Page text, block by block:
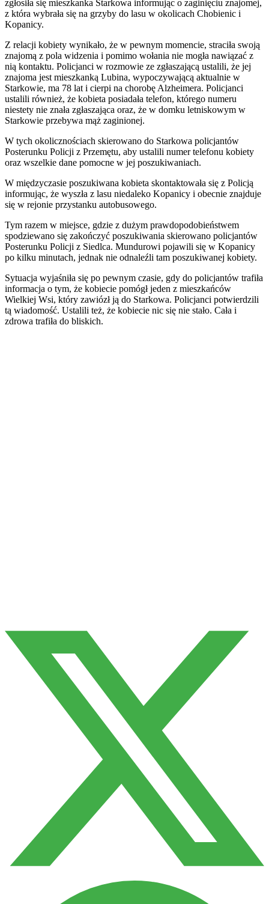
zgłosiła się mieszkanka Starkowa informując o zaginięciu znajomej,
z która wybrała się na grzyby do lasu w okolicach Chobienic i
Kopanicy.
Z relacji kobiety wynikało, że w pewnym momencie, straciła swoją
znajomą z pola widzenia i pomimo wołania nie mogła nawiązać z
nią kontaktu. Policjanci w rozmowie ze zgłaszającą ustalili, że jej
znajoma jest mieszkanką Lubina, wypoczywającą aktualnie w
Starkowie, ma 78 lat i cierpi na chorobę Alzheimera. Policjanci
ustalili również, że kobieta posiadała telefon, którego numeru
niestety nie znała zgłaszająca oraz, że w domku letniskowym w
Starkowie przebywa mąż zaginionej.
W tych okolicznościach skierowano do Starkowa policjantów
Posterunku Policji z Przemętu, aby ustalili numer telefonu kobiety
oraz wszelkie dane pomocne w jej poszukiwaniach.
W międzyczasie poszukiwana kobieta skontaktowała się z Policją
informując, że wyszła z lasu niedaleko Kopanicy i obecnie znajduje
się w rejonie przystanku autobusowego.
Tym razem w miejsce, gdzie z dużym prawdopodobieństwem
spodziewano się zakończyć poszukiwania skierowano policjantów
Posterunku Policji z Siedlca. Mundurowi pojawili się w Kopanicy
po kilku minutach, jednak nie odnaleźli tam poszukiwanej kobiety.
Sytuacja wyjaśniła się po pewnym czasie, gdy do policjantów trafiła
informacja o tym, że kobiecie pomógł jeden z mieszkańców
Wielkiej Wsi, który zawiózł ją do Starkowa. Policjanci potwierdzili
tą wiadomość. Ustalili też, że kobiecie nic się nie stało. Cała i
zdrowa trafiła do bliskich.